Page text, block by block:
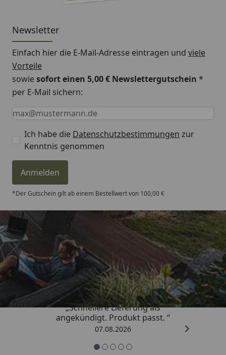
Newsletter
Einfach hier die E-Mail-Adresse eintragen und viele
Vorteile
sowiesofort einen 5,00 € Newslettergutschein *
per E-Mail sichern:
Keine Eingabe erforderlich
Eingabe erforderlich
E-Mail *
Ich habe die Datenschutzbestimmungen zur
Kenntnis genommen
Anmelden
*Der Gutschein gilt ab einem Bestellwert von 100,00 €
Trusted Shops
4,81/ 5
„Schnellere Lieferung als
angekündigt. Produkt passt. “
07.08.2026